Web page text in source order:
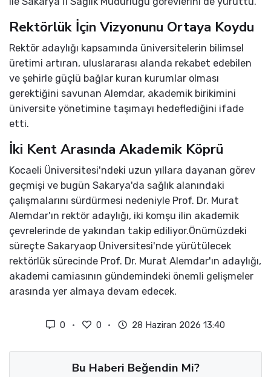
Rektörlük İçin Vizyonunu Ortaya Koydu
Rektör adaylığı kapsamında üniversitelerin bilimsel
üretimi artıran, uluslararası alanda rekabet edebilen
ve şehirle güçlü bağlar kuran kurumlar olması
gerektiğini savunan Alemdar, akademik birikimini
üniversite yönetimine taşımayı hedeflediğini ifade
etti.
İki Kent Arasında Akademik Köprü
Kocaeli Üniversitesi'ndeki uzun yıllara dayanan görev
geçmişi ve bugün Sakarya'da sağlık alanındaki
çalışmalarını sürdürmesi nedeniyle Prof. Dr. Murat
Alemdar'ın rektör adaylığı, iki komşu ilin akademik
çevrelerinde de yakından takip ediliyor.Önümüzdeki
süreçte Sakaryaop Üniversitesi'nde yürütülecek
rektörlük sürecinde Prof. Dr. Murat Alemdar'ın adaylığı,
akademi camiasının gündemindeki önemli gelişmeler
arasında yer almaya devam edecek.
0 0 28 Haziran 2026 13:40
Bu Haberi Beğendin Mi?